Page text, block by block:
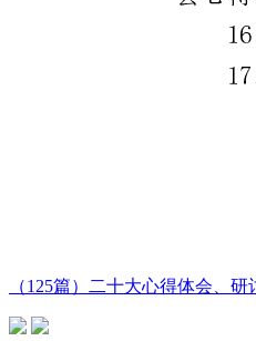
（125篇）二十大心得体会、